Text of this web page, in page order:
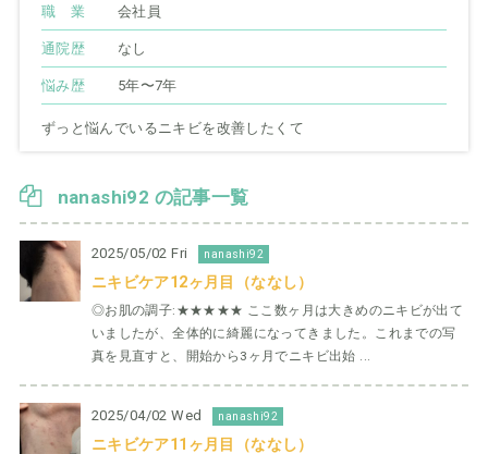
職 業 会社員
通院歴 なし
悩み歴 5年〜7年
ずっと悩んでいるニキビを改善したくて
nanashi92 の記事一覧
2025/05/02 Fri nanashi92
ニキビケア12ヶ月目（ななし）
◎お肌の調子:★★★★★ ここ数ヶ月は大きめのニキビが出て
いましたが、全体的に綺麗になってきました。これまでの写
真を見直すと、開始から3ヶ月でニキビ出始 ...
2025/04/02 Wed nanashi92
ニキビケア11ヶ月目（ななし）